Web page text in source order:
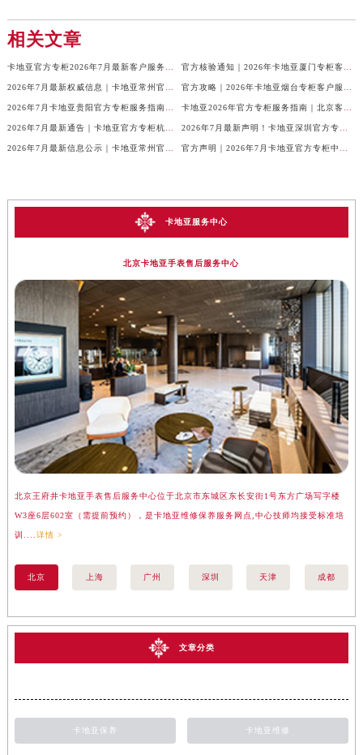
相关文章
卡地亚服务中心
北京卡地亚手表售后服务中心
北京王府井卡地亚手表售后服务中心位于北京市东城区东长安街1号东方广场写字楼
W3座6层602室（需提前预约），是卡地亚维修保养服务网点,中心技师均接受标准培
训.... 详情 >
北京 上海 广州 深圳 天津 成都
文章分类
卡地亚保养 卡地亚维修